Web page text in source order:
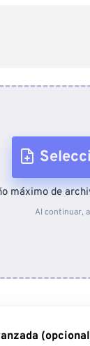
máximo de
Al continuar,